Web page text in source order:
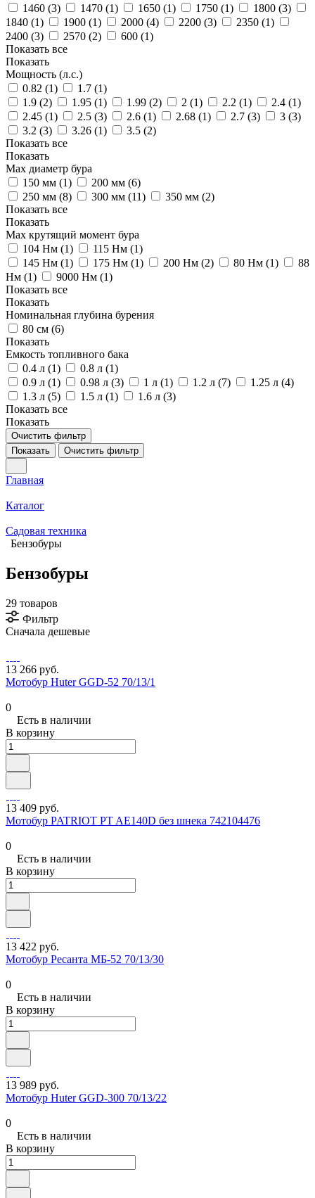
1460 (3) 1470 (1) 1650 (1) 1750 (1) 1800 (3)
1840 (1) 1900 (1) 2000 (4) 2200 (3) 2350 (1)
2400 (3) 2570 (2) 600 (1)
Показать все
Показать
Мощность (л.с.)
0.82 (1) 1.7 (1)
1.9 (2) 1.95 (1) 1.99 (2) 2 (1) 2.2 (1) 2.4 (1)
2.45 (1) 2.5 (3) 2.6 (1) 2.68 (1) 2.7 (3) 3 (3)
3.2 (3) 3.26 (1) 3.5 (2)
Показать все
Показать
Мах диаметр бура
150 мм (1) 200 мм (6)
250 мм (8) 300 мм (11) 350 мм (2)
Показать все
Показать
Max крутящий момент бура
104 Нм (1) 115 Нм (1)
145 Нм (1) 175 Нм (1) 200 Нм (2) 80 Нм (1)
88
Нм (1) 9000 Нм (1)
Показать все
Показать
Номинальная глубина бурения
80 см (6)
Показать
Емкость топливного бака
0.4 л (1) 0.8 л (1)
0.9 л (1) 0.98 л (3) 1 л (1) 1.2 л (7) 1.25 л (4)
1.3 л (5) 1.5 л (1) 1.6 л (3)
Показать все
Показать
Очистить фильтр
Показать
Очистить фильтр
Главная
Каталог
Садовая техника
Бензобуры
Бензобуры
29 товаров
Фильтр
Сначала дешевые
13 266 руб.
Мотобур Huter GGD-52 70/13/1
0
Есть в наличии
В корзину
13 409 руб.
Мотобур PATRIOT PT AE140D без шнека 742104476
0
Есть в наличии
В корзину
13 422 руб.
Мотобур Ресанта МБ-52 70/13/30
0
Есть в наличии
В корзину
13 989 руб.
Мотобур Huter GGD-300 70/13/22
0
Есть в наличии
В корзину